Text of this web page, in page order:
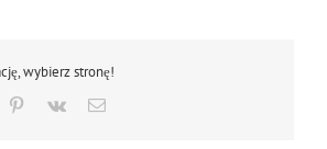
wybierz stronę!
Pinterest
Vk Email